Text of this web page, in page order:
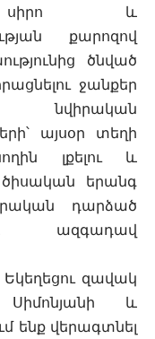
սիրո և
քարոզով
ծնված
ջանքեր
նվիրական
այսօր տեղի
լքելու և
ծիսական երանգ
դարձած
ազգադավ
զավակ
և
ենք վերագտնել